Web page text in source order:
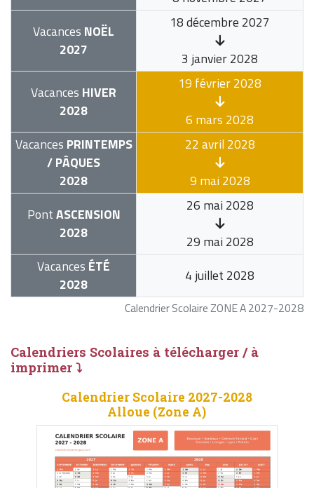
Calendrier Scolaire ZONE A 2027-2028
Vacances NOËL
2027
18 décembre 2027
3 janvier 2028
Vacances HIVER
2028
19 février 2028
6 mars 2028
Vacances PRINTEMPS
/ PÂQUES
2028
22 avril 2028
9 mai 2028
PontASCENSION
2028
26 mai 2028
29 mai 2028
Vacances ÉTÉ
2028
4 juillet 2028
Calendriers Scolaires à télécharger / à
imprimer ⤵
Calendrier Scolaire 2027-2028
Alloue (Zone A)